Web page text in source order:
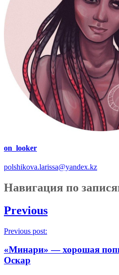
on_looker
polshikova.larissa@yandex.kz
Навигация по
Previous
Previous post:
«Минари» — хорошая
Оскар